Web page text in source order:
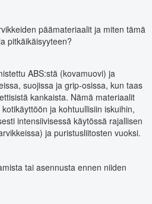
päämateriaalit ja miten tämä
pitkäikäisyyteen?
ABS:stä (kovamuovi) ja
suojissa ja grip-osissa, kun taas
kankaista. Nämä materiaalit
ja kohtuullisiin iskuihin,
intensiivisessä käytössä rajallisen
ja puristusliitosten vuoksi.
tai asennusta ennen niiden